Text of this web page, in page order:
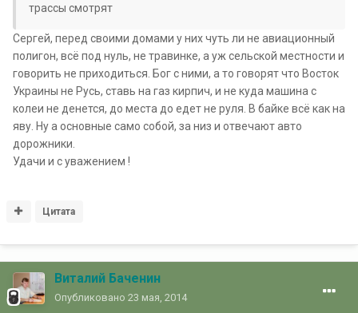
трассы смотрят
Сергей, перед своими домами у них чуть ли не авиационный
полигон, всё под нуль, не травинке, а уж сельской местности и
говорить не приходиться. Бог с ними, а то говорят что Восток
Украины не Русь, ставь на газ кирпич, и не куда машина с
колеи не денется, до места до едет не руля. В байке всё как на
яву. Ну а основные само собой, за низ и отвечают авто
дорожники.
Удачи и с уважением !
Цитата
Виталий Баченин
Опубликовано 23 мая, 2014